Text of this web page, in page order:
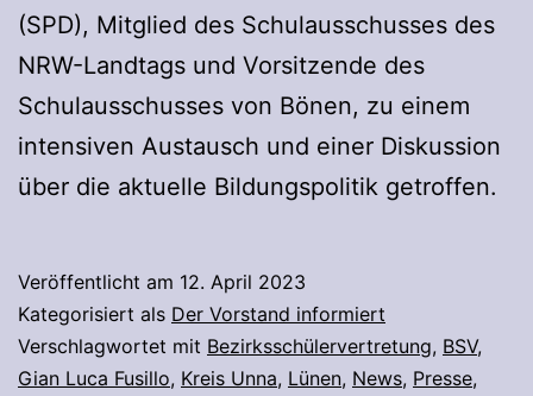
(SPD), Mitglied des Schulausschusses des
NRW-Landtags und Vorsitzende des
Schulausschusses von Bönen, zu einem
intensiven Austausch und einer Diskussion
über die aktuelle Bildungspolitik getroffen.
Veröffentlicht am 12. April 2023
Kategorisiert als Der Vorstand informiert
Verschlagwortet mit Bezirksschülervertretung, BSV,
Gian Luca Fusillo, Kreis Unna, Lünen, News, Presse,